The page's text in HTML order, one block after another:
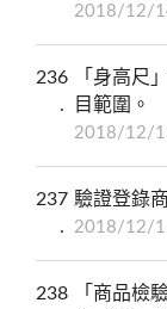
2018/12/
236
「身高尺
目範圍。
2018/12/
237 驗證登錄
2018/12/
238
「商品檢